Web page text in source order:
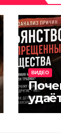
ВИДЕО